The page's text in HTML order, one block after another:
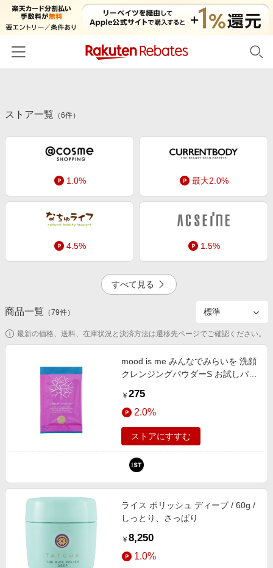
カテゴリー一覧
百貨店・総合ECモール
ファッション・インナー・小物
食品・スイーツ・お酒
日用品・キッチン用品
コスメ・健康・医薬品
キッズ・ベビー用品
家電・PC・スマホ・カメラ
ペット・花・DIY・車
生活・お役立ち
金融・マネー・保険
デジタルコンテンツ
初回購入者限定特典
新着ストアのご紹介
電子書籍特集
旅行特集
わくわく夏特集
とことん買い物チャレンジ
Apple公式サイト×楽天カード分割払い
Qoo10メガポ
Samsung ボーナスキャンペーン
週末の高還元 夏の長期版
友達紹介
楽天IDでログイン/会員登録
ストア一覧 （6件）
1.0% 最大2.0%
4.5% 1.5%
5.0% 一時停止
すべて見る
商品一覧 （79件）
最新の価格、送料、在庫状況と決済方法は遷移先ページでご確認ください。
mood is me みんなでみらいを 洗顔
クレンジングパウダーS お試しパウ
イズミー 782931 and ST アンドエ
スティ（旧ドットエスティ）
￥ 275
2.0%
ストアにすすむ
ライス ポリッシュ ディープ / 60g /
しっとり、さっぱり
￥ 8,250
1.0%